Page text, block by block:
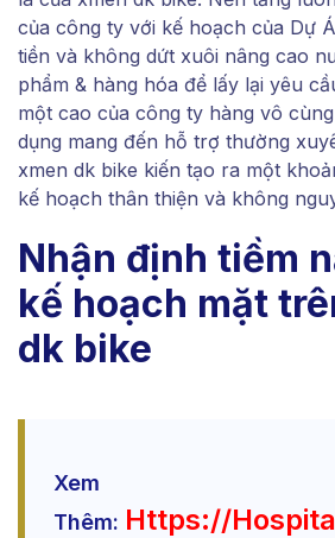
của công ty với kế hoạch của Dự
tiền và không dứt xuôi nâng cao
phẩm & hàng hóa để lấy lại yêu
một cao của công ty hàng vô
dụng mang đến hỗ trợ thường
xmen dk bike kiến tạo ra một
kế hoạch thân thiện và không
Nhận định tiềm
kế hoạch mặt
dk bike
Xem
Thêm: Https://